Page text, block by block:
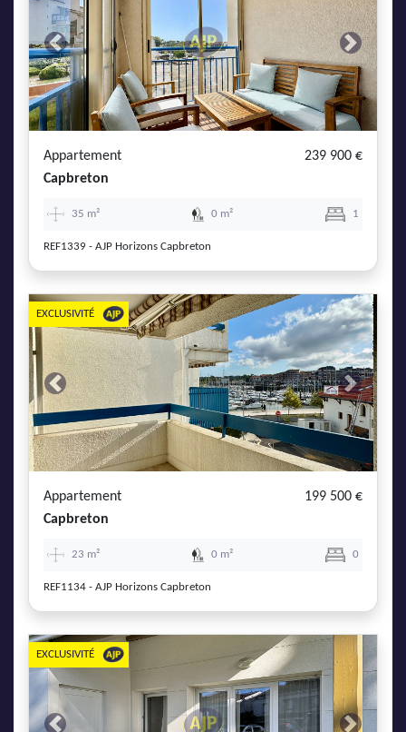
Previous Next
Appartement
239 900 €
Capbreton
35 m² 0 m² 1
REF1339 - AJP Horizons Capbreton
Previous Next
EXCLUSIVITÉ
Appartement
199 500 €
Capbreton
23 m² 0 m² 0
REF1134 - AJP Horizons Capbreton
EXCLUSIVITÉ